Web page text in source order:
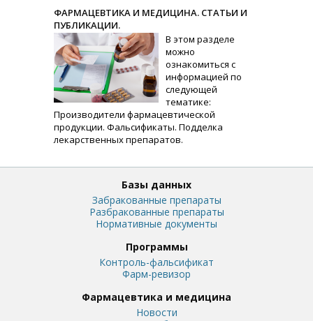
ФАРМАЦЕВТИКА И МЕДИЦИНА. СТАТЬИ И
ПУБЛИКАЦИИ.
В этом разделе
можно
ознакомиться с
информацией по
следующей
тематике:
Производители фармацевтической
продукции. Фальсификаты. Подделка
лекарственных препаратов.
Базы данных
Забракованные препараты
Разбракованные препараты
Нормативные документы
Программы
Контроль-фальсификат
Фарм-ревизор
Фармацевтика и медицина
Новости